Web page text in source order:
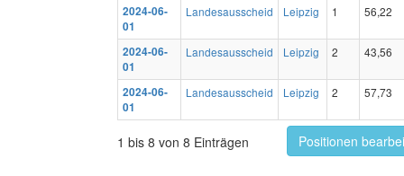
2024-06-
01
Landesausscheid Leipzig 1 56,22
2024-06-
01
Landesausscheid Leipzig 2 43,56
2024-06-
01
Landesausscheid Leipzig 2 57,73
1 bis 8 von 8 Einträgen Positionen